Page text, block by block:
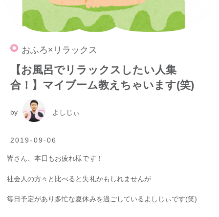
おふろ×リラックス
【お風呂でリラックスしたい人集
合！】マイブーム教えちゃいます(笑)
by よしじぃ
2019-09-06
皆さん、本日もお疲れ様です！
社会人の方々と比べると失礼かもしれませんが
毎日予定があり多忙な夏休みを過ごしているよしじぃです(笑)